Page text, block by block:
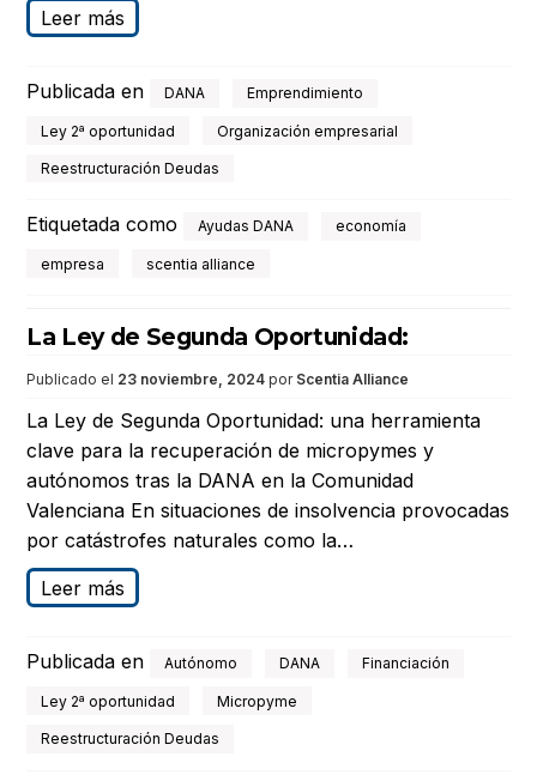
Leer más
Publicada en DANA Emprendimiento
Ley 2ª oportunidad Organización empresarial
Reestructuración Deudas
Etiquetada como Ayudas DANA economía
empresa scentia alliance
La Ley de Segunda Oportunidad:
Publicado el 23 noviembre, 2024 por Scentia Alliance
La Ley de Segunda Oportunidad: una herramienta
clave para la recuperación de micropymes y
autónomos tras la DANA en la Comunidad
Valenciana En situaciones de insolvencia provocadas
por catástrofes naturales como la…
Leer más
Publicada en Autónomo DANA Financiación
Ley 2ª oportunidad Micropyme
Reestructuración Deudas